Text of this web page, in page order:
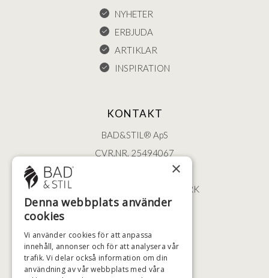
NYHETER
ERBJUDA
ARTIKLAR
INSPIRATION
KONTAKT
BAD&STIL® ApS
CVR.NR. 25494067
ØSTERBROGADE 202
2100 KØBENHAVN • DANMARK
+46 (0)79 008 12 60
HÖGSTA KREDITVÄRDIGHET
×
Denna webbplats använder
cookies
Vi använder cookies för att anpassa
innehåll, annonser och för att analysera vår
trafik. Vi delar också information om din
användning av vår webbplats med våra